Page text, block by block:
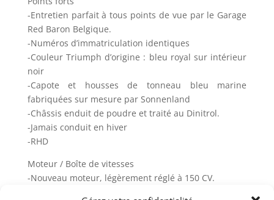
-Entretien parfait à tous points de vue par le Garage
Red Baron Belgique.
-Numéros d’immatriculation identiques
-Couleur Triumph d’origine : bleu royal sur intérieur
noir
-Capote et housses de tonneau bleu marine
fabriquées sur mesure par Sonnenland
-Châssis enduit de poudre et traité au Dinitrol.
-Jamais conduit en hiver
-RHD
Moteur / Boîte de vitesses
-Nouveau moteur, légèrement réglé à 150 CV.